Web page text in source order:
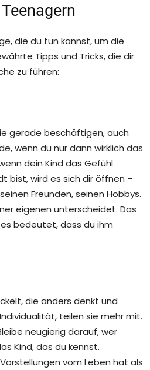
die du tun kannst, um die
Tipps und Tricks, die dir
zu führen:
gerade beschäftigen, auch
wenn du nur dann wirklich das
dein Kind das Gefühl
bist, wird es sich dir öffnen –
Freunden, seinen Hobbys.
eigenen unterscheidet. Das
bedeutet, dass du ihm
die anders denkt und
teilen sie mehr mit.
neugierig darauf, wer
Kind, das du kennst.
vom Leben hat als